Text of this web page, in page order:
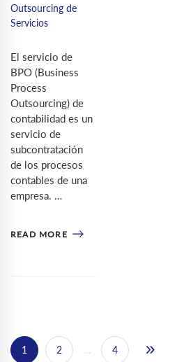
Outsourcing de
Servicios
El servicio de
BPO (Business
Process
Outsourcing) de
contabilidad es un
servicio de
subcontratación
de los procesos
contables de una
empresa. …
READ MORE
1 2 … 4